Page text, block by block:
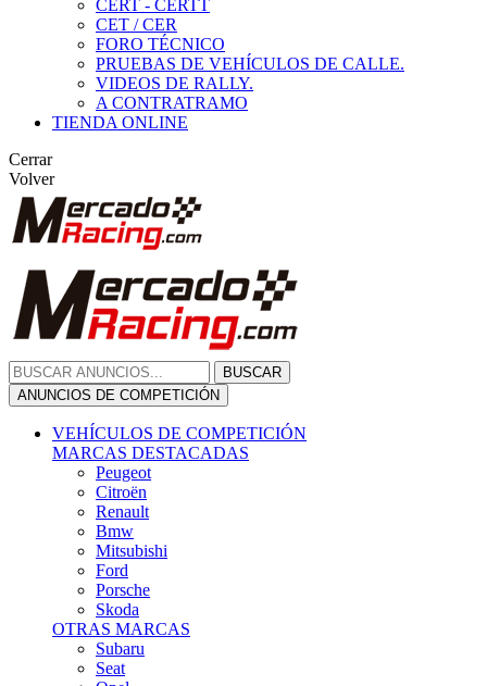
CERT - CERTT
CET / CER
FORO TÉCNICO
PRUEBAS DE VEHÍCULOS DE CALLE.
VIDEOS DE RALLY.
A CONTRATRAMO
TIENDA ONLINE
Cerrar
Volver
BUSCAR
ANUNCIOS DE COMPETICIÓN
VEHÍCULOS DE COMPETICIÓN
MARCAS DESTACADAS
Peugeot
Citroën
Renault
Bmw
Mitsubishi
Ford
Porsche
Skoda
OTRAS MARCAS
Subaru
Seat